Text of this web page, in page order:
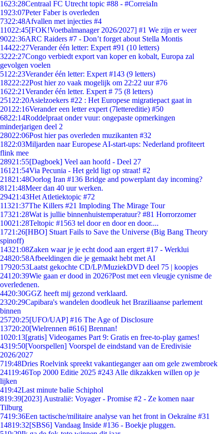
1623:28Centraal FC Utrecht topic #88 - #CorreiaIn
1923:07Peter Faber is overleden
7322:48Afvallen met injecties #4
11022:45[FOK!Voetbalmanager 2026/2027] #1 We zijn er weer
9022:36ARC Raiders #7 - Don’t forget about Stella Montis
14422:27Verander één letter: Expert #91 (10 letters)
3222:27Congo verbiedt export van koper en kobalt, Europa zal
gevolgen voelen
51 22:23Verander één letter: Expert #143 (9 letters)
18222:22Post hier zo vaak mogelijk om 22:22 uur #76
1622:21Verander één letter. Expert # 75 (8 letters)
251 22:20Asielzoekers #22 : Het Europese migratiepact gaat in
201 22:16Verander een letter expert (7lettereditie) #50
6822:14Roddelpraat onder vuur: ongepaste opmerkingen
minderjarigen deel 2
28022:06Post hier pas overleden muzikanten #32
1822:03Miljarden naar Europese AI-start-ups: Nederland profiteert
flink mee
28921:55[Dagboek] Veel aan hoofd - Deel 27
161 21:54Via Pecunia - Het geld ligt op straat! #2
21821:48Oorlog Iran #136 Bridge and powerplant day incoming?
81 21:48Meer dan 40 uur werken.
29421:43Het Atletiektopic #72
11321:37The Killers #21 Imploding The Mirage Tour
17321:28Wat is jullie binnenhuistemperatuur? #81 Horrorzomer
10021:28Teltopic #1563 tel door en door en door....
1721:26[HBO] Stuart Fails to Save the Universe (Big Bang Theory
spinoff)
14321:08Zaken waar je je echt dood aan ergert #17 - Werklui
24820:58Afbeeldingen die je gemaakt hebt met AI
17920:53Laatst gekochte CD/LP/MuziekDVD deel 75 | koopjes
241 20:39Wie gaan er dood in 2026?Post met een vleugje cynisme de
overledenen.
4420:30GGZ heeft mij gezond verklaard.
2320:29Capibara's wandelen doodleuk het Braziliaanse parlement
binnen
25720:25[UFO/UAP] #16 The Age of Disclosure
13720:20[Wielrennen #616] Brennan!
1020:13[gratis] Videogames Part 9: Gratis en free-to-play games!
4319:50[Voorspellen] Voorspel de eindstand van de Eredivisie
2026/2027
719:48Dries Roelvink spreekt vakantieganger aan om gele zwembroek
24119:46Top 2000 Editie 2025 #243 Alle dikzakken willen op je
lijken
419:42Last minute balie Schiphol
819:39[2023] Australië: Voyager - Promise #2 - Ze komen naar
Tilburg
7419:36Een tactische/militaire analyse van het front in Oekraïne #31
14819:32[SBS6] Vandaag Inside #136 - Boekje pluggen.